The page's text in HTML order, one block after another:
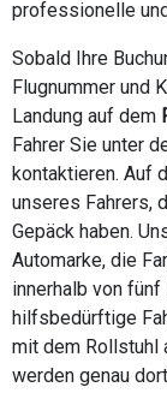
professionelle
Sobald Ihre
Flugnummer und
Landung auf dem
Fahrer Sie unter
kontaktieren. Auf
unseres Fahrers,
Gepäck haben.
Automarke, die
innerhalb von fünf
hilfsbedürftige
mit dem Rollstuhl
werden genau